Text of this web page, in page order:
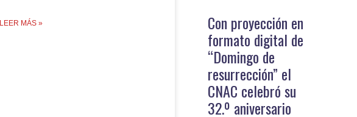
LEER MÁS » Con proyección en
formato digital de
“Domingo de
resurrección” el
CNAC celebró su
32.º aniversario